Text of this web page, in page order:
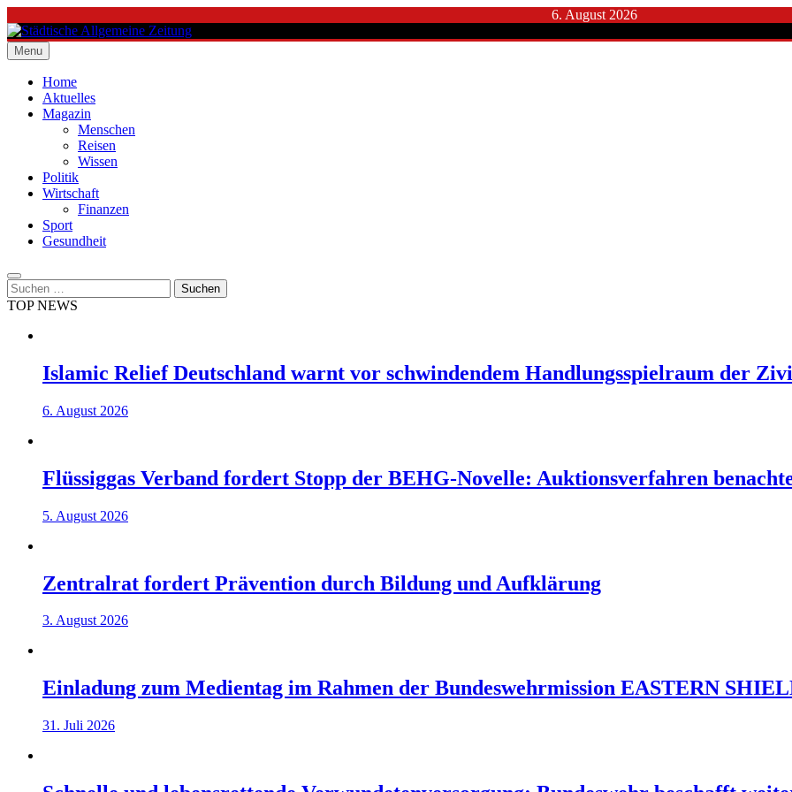
to
content
6. August 2026
Städtische Allgemeine Zeitung
Menu
Home
Aktuelles
Magazin
Menschen
Reisen
Wissen
Politik
Wirtschaft
Finanzen
Sport
Gesundheit
Suchen
nach:
TOP NEWS
Islamic Relief Deutschland warnt vor schwindendem Handlungsspielraum der
6. August 2026
Flüssiggas Verband fordert Stopp der BEHG-Novelle: Auktionsverfahren
5. August 2026
Zentralrat fordert Prävention durch Bildung und Aufklärung
3. August 2026
Einladung zum Medientag im Rahmen der Bundeswehrmission EASTERN
31. Juli 2026